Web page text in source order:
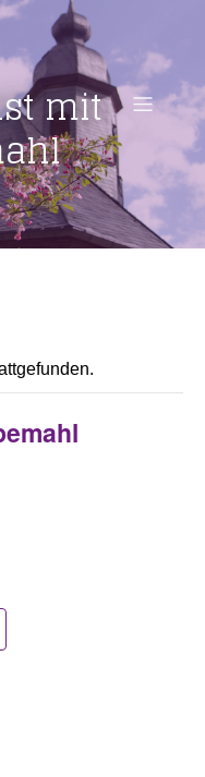
mit